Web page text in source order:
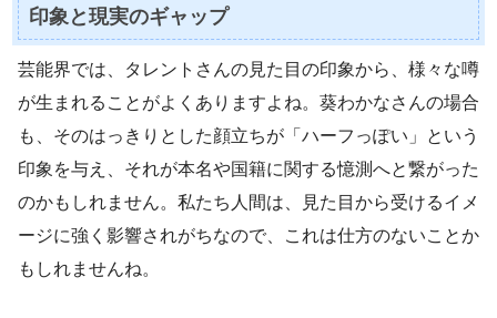
印象と現実のギャップ
芸能界では、タレントさんの見た目の印象から、様々な噂
が生まれることがよくありますよね。葵わかなさんの場合
も、そのはっきりとした顔立ちが「ハーフっぽい」という
印象を与え、それが本名や国籍に関する憶測へと繋がった
のかもしれません。私たち人間は、見た目から受けるイメ
ージに強く影響されがちなので、これは仕方のないことか
もしれませんね。